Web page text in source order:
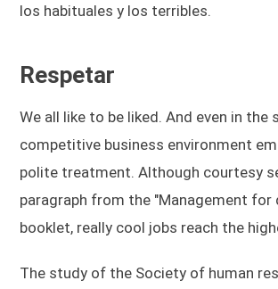
los habituales y los terribles.
Respetar
We all like to be liked. And even in the
competitive business environment
polite treatment. Although courtesy
paragraph from the "Management for
booklet, really cool jobs reach the
The study of the Society of human